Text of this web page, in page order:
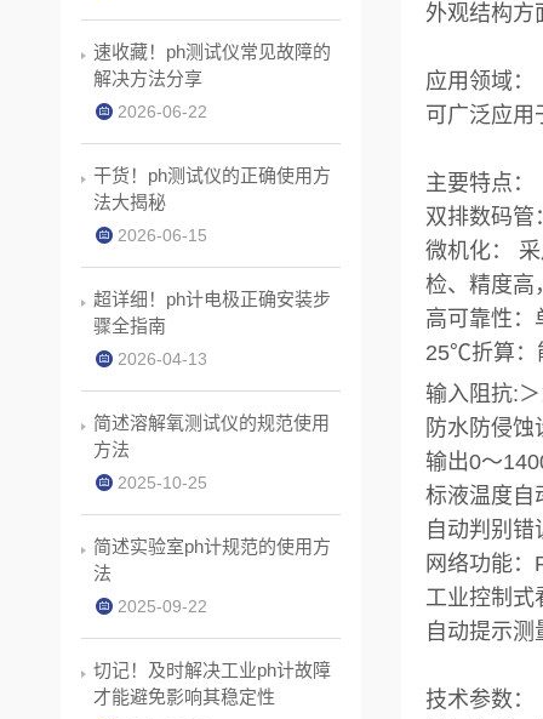
外观结构方
应用领域：
可广泛应
主要特点：
双排数码管
微机化：
检、精度高
高可靠性：
25℃折算：
输入阻抗:＞
防水防侵蚀
输出0～
标液温度自
自动判别
网络功能
工业控制式
自动提示测
技术参数：
速收藏！ph测试仪常见故障的
解决方法分享
2026-06-22
干货！ph测试仪的正确使用方
法大揭秘
2026-06-15
超详细！ph计电极正确安装步
骤全指南
2026-04-13
简述溶解氧测试仪的规范使用
方法
2025-10-25
简述实验室ph计规范的使用方
法
2025-09-22
切记！及时解决工业ph计故障
才能避免影响其稳定性